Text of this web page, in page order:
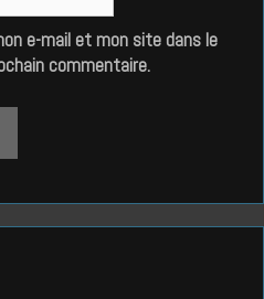
e-mail et mon site dans le
commentaire.